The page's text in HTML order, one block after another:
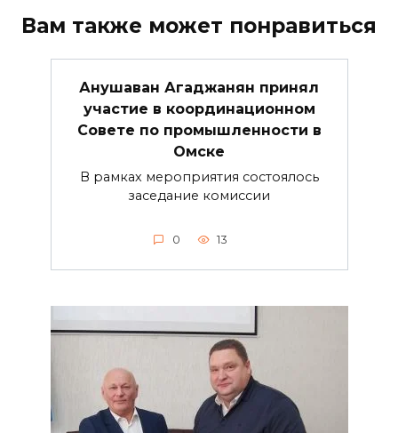
Вам также может понравиться
Анушаван Агаджанян принял
участие в координационном
Совете по промышленности в
Омске
В рамках мероприятия состоялось
заседание комиссии
0 13